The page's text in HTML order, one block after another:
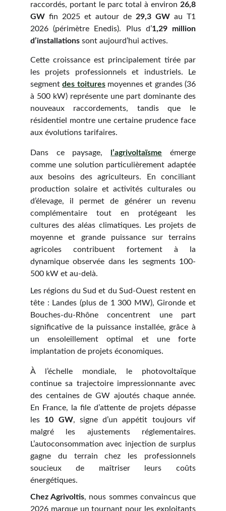
raccordés, portant le parc total à environ 26,8
GW fin 2025 et autour de 29,3 GWau T1
2026 (périmètre Enedis). Plus d’1,29 million
d’installations sont aujourd’hui actives.
Cette croissance est principalement tirée par
les projets professionnels et industriels. Le
segmentdes toituresmoyennes et grandes (36
à 500 kW) représente une part dominante des
nouveaux raccordements, tandis que le
résidentiel montre une certaine prudence face
aux évolutions tarifaires.
Dans ce paysage, l’agrivoltaïsme émerge
comme une solution particulièrement adaptée
aux besoins des agriculteurs. En conciliant
production solaire et activités culturales ou
d’élevage, il permet de générer un revenu
complémentaire tout en protégeant les
cultures des aléas climatiques. Les projets de
moyenne et grande puissance sur terrains
agricoles contribuent fortement à la
dynamique observée dans les segments 100-
500 kW et au-delà.
Les régions du Sud et du Sud-Ouest restent en
tête : Landes (plus de 1 300 MW), Gironde et
Bouches-du-Rhône concentrent une part
significative de la puissance installée, grâce à
un ensoleillement optimal et une forte
implantation de projets économiques.
À l’échelle mondiale, le photovoltaïque
continue sa trajectoire impressionnante avec
des centaines de GW ajoutés chaque année.
En France, la file d’attente de projets dépasse
les 10 GW, signe d’un appétit toujours vif
malgré les ajustements réglementaires.
L’autoconsommation avec injection de surplus
gagne du terrain chez les professionnels
soucieux de maîtriser leurs coûts
énergétiques.
Chez Agrivoltis, nous sommes convaincus que
2026 marque un tournant pour les exploitants